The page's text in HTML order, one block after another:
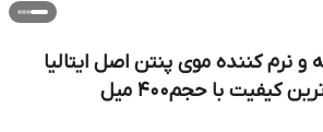
و نرم کننده موی پنتن اصل ایتالیا
کیفیت با حجم400 میل